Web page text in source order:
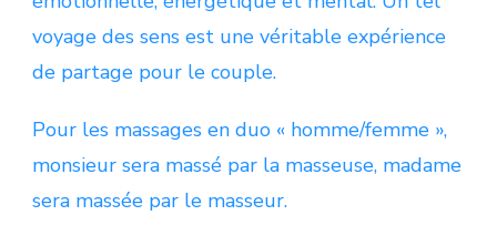
voyage des sens est une véritable expérience
de partage pour le couple.
Pour les massages en duo « homme/femme »,
monsieur sera massé par la masseuse, madame
sera massée par le masseur.